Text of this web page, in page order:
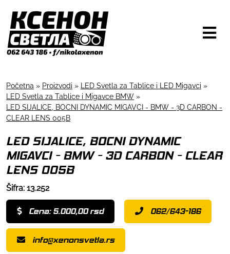
Početna » Proizvodi » LED Svetla za Tablice i LED Migavci »
LED Svetla za Tablice i Migavce BMW »
LED SIJALICE, BOCNI DYNAMIC MIGAVCI - BMW - 3D CARBON -
CLEAR LENS 005B
LED SIJALICE, BOCNI DYNAMIC
MIGAVCI - BMW - 3D CARBON - CLEAR
LENS 005B
Šifra: 13.252
Cena: 5.000,00 rsd 062/643-186
info@xenonsvetla.rs